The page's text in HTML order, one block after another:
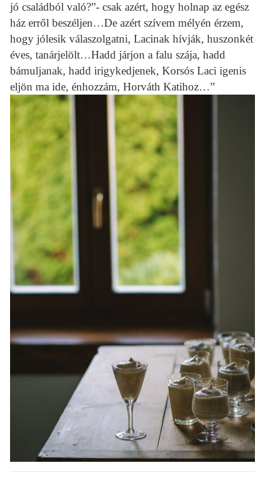
jó családból való?”- csak azért, hogy holnap az egész
ház erről beszéljen…De azért szívem mélyén érzem,
hogy jólesik válaszolgatni, Lacinak hívják, huszonkét
éves, tanárjelölt…Hadd járjon a falu szája, hadd
bámuljanak, hadd irigykedjenek, Korsós Laci igenis
eljön ma ide, énhozzám, Horváth Katihoz…”